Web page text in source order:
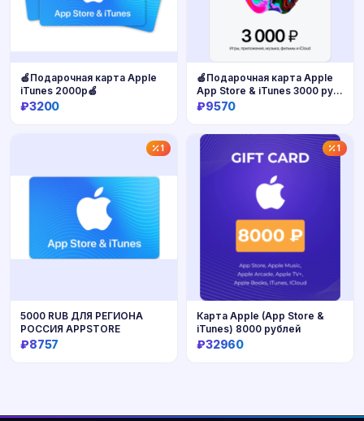
🍏Подарочная карта Apple
iTunes 2000р🍏
₽3200
🍏Подарочная карта Apple
App Store & iTunes 3000 руб
🔥
₽9570
1
5000 RUB ДЛЯ РЕГИОНА
РОССИЯ APPSTORE
₽8757
1
Карта Apple (App Store &
iTunes) 8000 рублей
₽32960